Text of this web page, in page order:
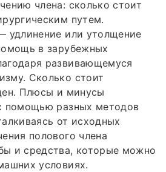
члена: сколько стоит
путем.
удлинение или утолщение
в зарубежных
развивающемуся
Сколько стоит
Плюсы и минусы
помощью разных методов
от исходных
полового члена
и средства, которые можно
условиях.